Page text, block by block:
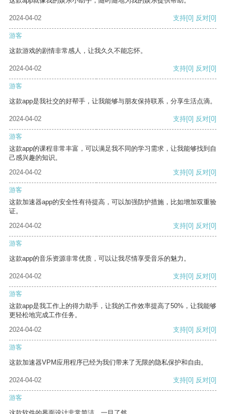
2024-04-02 支持[0] 反对[0]
游客
这款游戏的剧情非常感人，让我久久不能忘怀。
2024-04-02 支持[0] 反对[0]
游客
这款app是我社交的好帮手，让我能够与朋友保持联系，分享生活点滴。
2024-04-02 支持[0] 反对[0]
游客
这款app的课程非常丰富，可以满足我不同的学习需求，让我能够找到自
己感兴趣的知识。
2024-04-02
支持[0] 反对[0]
游客
这款加速器app的安全性有待提高，可以加强防护措施，比如增加双重验
证。
2024-04-02
支持[0] 反对[0]
游客
这款app的音乐资源非常优质，可以让我尽情享受音乐的魅力。
2024-04-02 支持[0] 反对[0]
游客
这款app是我工作上的得力助手，让我的工作效率提高了50%，让我能够
更轻松地完成工作任务。
2024-04-02
支持[0] 反对[0]
游客
这款加速器VPM应用程序已经为我们带来了无限的隐私保护和自由。
2024-04-02 支持[0] 反对[0]
游客